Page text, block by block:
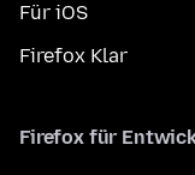
Für iOS
Firefox Klar
Firefox für